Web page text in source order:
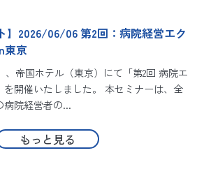
】2026/06/06 第2回：病院経営エク
東京
、帝国ホテル（東京）にて「第2回 病院エ
を開催いたしました。 本セミナーは、全
病院経営者の...
もっと見る